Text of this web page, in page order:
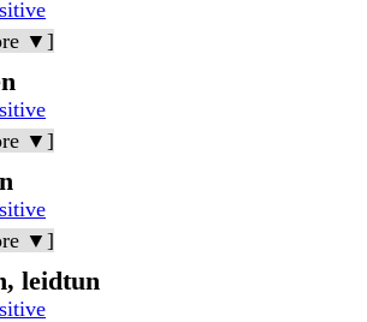
▼]
▼]
▼]
leidtun